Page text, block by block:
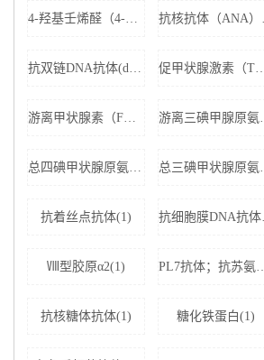
4-羟基壬烯醛（4-HNE）(1) 抗
抗双链DNA抗体(dsDNA)(1) 促甲状腺激素
游离甲状腺素（FT4）(1) 游离三
总四碘甲状腺原氨酸（TT4）(1) 总三碘
抗着丝点抗体(1) 抗
Ⅷ型胶原α2(1) PL7抗体；抗苏氨
抗核糖体抗体(1) 糖化铁蛋白(1)